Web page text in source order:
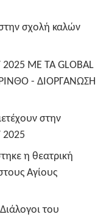
σχολή καλών
ΜΕ ΤΑ GLOBAL
- ΔΙΟΡΓΑΝΩΣΗ
στην
η θεατρική
Αγίους
του